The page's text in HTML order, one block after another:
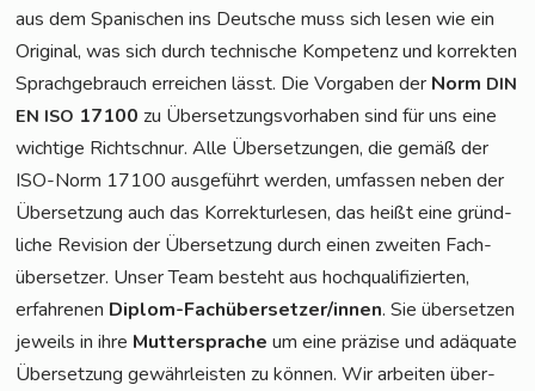
aus dem Spa­ni­schen ins Deut­sche muss sich lesen wie ein
Ori­gi­nal, was sich durch tech­ni­sche Kom­pe­tenz und kor­rek­ten
Sprach­ge­brauch errei­chen lässt. Die Vor­ga­ben der Norm DIN
EN ISO 17100 zu Über­set­zungs­vor­ha­ben sind für uns eine
wich­ti­ge Richt­schnur. Alle Über­set­zun­gen, die gemäß der
ISO-Norm 17100 aus­ge­führt wer­den, umfas­sen neben der
Über­set­zung auch das Kor­rek­tur­le­sen, das heißt eine gründ­
li­che Revi­si­on der Über­set­zung durch einen zwei­ten Fach­
über­set­zer. Unser Team besteht aus hoch­qua­li­fi­zier­ten,
erfah­re­nen Diplom-Fach­über­set­zer/in­nen. Sie über­set­zen
jeweils in ihre Mut­ter­spra­che um eine prä­zi­se und adäqua­te
Über­set­zung gewähr­leis­ten zu kön­nen. Wir arbei­ten über­